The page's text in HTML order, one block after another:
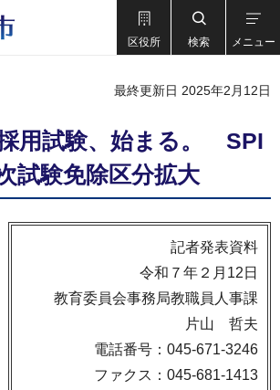
区役所 検索 メニュー
最終更新日 2025年2月12日
用試験、始まる。 SPI
試験免除区分拡大
記者発表資料
令和７年２月12日
教育委員会事務局教職員人事課
片山 哲夫
電話番号：045-671-3246
ファクス：045-681-1413